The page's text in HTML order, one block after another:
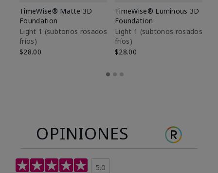
TimeWise® Matte 3D
Foundation
Light 1​ (subtonos rosados
fríos)
$28.00
TimeWise® Luminous 3D
Foundation
Light 1​ (subtonos rosados
fríos)
$28.00
OPINIONES
5.0